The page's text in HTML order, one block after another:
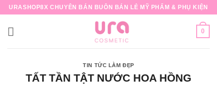
Bỏ
nội
URASHOP8X CHUYÊN BÁN BUÔN BÁN LẺ MỸ PHẨM & PHỤ KIỆN
0
TIN TỨC LÀM ĐẸP
TẤT TẦN TẬT NƯỚC HOA HỒNG